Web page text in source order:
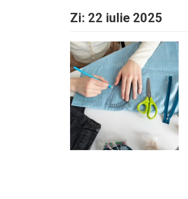
Zi: 22 iulie 2025